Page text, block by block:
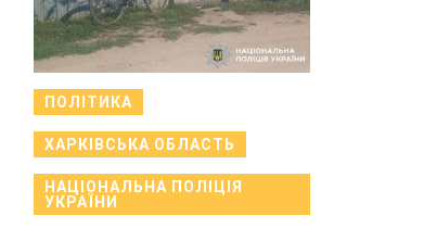
ПОЛІТИКА
ХАРКІВСЬКА ОБЛАСТЬ
НАЦІОНАЛЬНА ПОЛІЦІЯ
УКРАЇНИ